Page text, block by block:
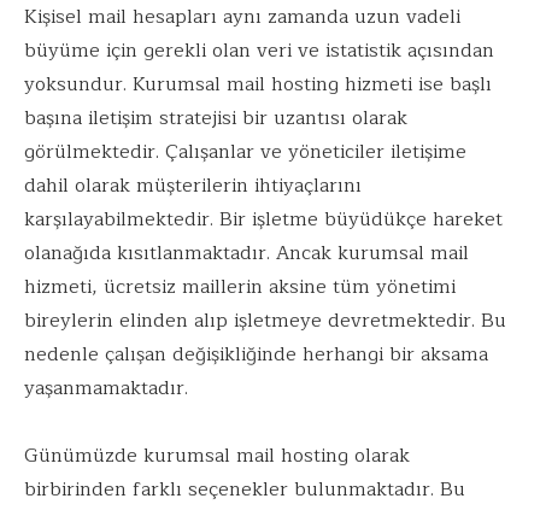
Kişisel mail hesapları aynı zamanda uzun vadeli
büyüme için gerekli olan veri ve istatistik açısından
yoksundur. Kurumsal mail hosting hizmeti ise başlı
başına iletişim stratejisi bir uzantısı olarak
görülmektedir. Çalışanlar ve yöneticiler iletişime
dahil olarak müşterilerin ihtiyaçlarını
karşılayabilmektedir. Bir işletme büyüdükçe hareket
olanağıda kısıtlanmaktadır. Ancak kurumsal mail
hizmeti, ücretsiz maillerin aksine tüm yönetimi
bireylerin elinden alıp işletmeye devretmektedir. Bu
nedenle çalışan değişikliğinde herhangi bir aksama
yaşanmamaktadır.
Günümüzde kurumsal mail hosting olarak
birbirinden farklı seçenekler bulunmaktadır. Bu